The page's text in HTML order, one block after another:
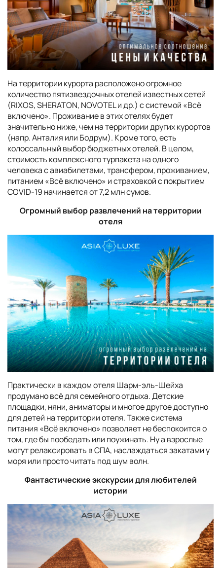
На территории курорта расположено огромное
количество пятизвездочных отелей известных сетей
(RIXOS, SHERATON, NOVOTEL и др.) с системой «Всё
включено». Проживание в этих отелях будет
значительно ниже, чем на территории других курортов
(напр. Анталия или Бодрум). Кроме того, есть
колоссальный выбор бюджетных отелей. В целом,
стоимость комплексного турпакета на одного
человека с авиабилетами, трансфером, проживанием,
питанием «Всё включено» и страховкой с покрытием
COVID-19 начинается от 7,2 млн сумов.
Огромный выбор развлечений на территории
отеля
Практически в каждом отеля Шарм-эль-Шейха
продумано всё для семейного отдыха. Детские
площадки, няни, аниматоры и многое другое доступно
для детей на территории отеля. Также система
питания «Всё включено» позволяет не беспокоится о
том, где бы пообедать или поужинать. Ну а взрослые
могут релаксировать в СПА, наслаждаться закатами у
моря или просто читать под шум волн.
Фантастические экскурсии для любителей
истории